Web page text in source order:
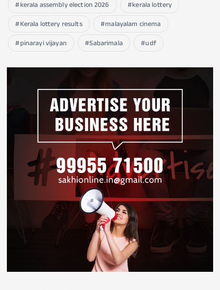
kerala assembly election 2026
kerala lottery
Kerala lottery results
malayalam cinema
pinarayi vijayan
Sabarimala udf